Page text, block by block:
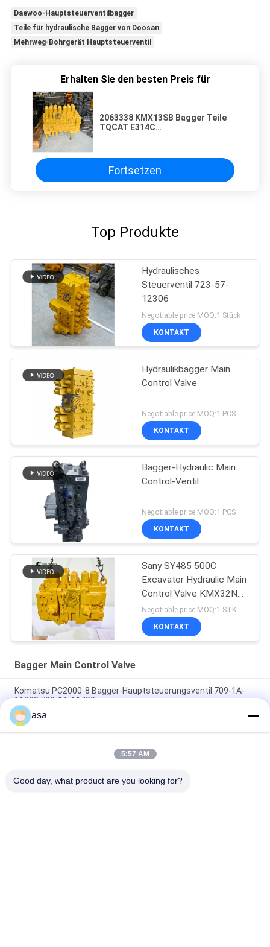
Daewoo-Hauptsteuerventilbagger
Teile für hydraulische Bagger von Doosan
Mehrweg-Bohrgerät Hauptsteuerventil
Erhalten Sie den besten Preis für
2063338 KMX13SB Bagger Teile
TQCAT E314C
Fortsetzen
Top Produkte
Hydraulisches
Steuerventil 723-57-
12306
Negotiable price MOQ:1 Stück
KONTAKT
Hydraulikbagger Main
Control Valve
Negotiable price MOQ:1 PCS
KONTAKT
Bagger-Hydraulic Main
Control-Ventil
Negotiable price MOQ:1 PCS
KONTAKT
Sany SY485 500C
Excavator Hydraulic Main
Control Valve KMX32NA
High Quality
Negotiable price MOQ:1 STK
KONTAKT
Bagger Main Control Valve
Komatsu PC2000-8 Bagger-Hauptsteuerungsventil 709-1A-
11300 709-1A-11400
PC160LC-7 PC160-7 Steuerventil Bagger Komatsu, 723-57-
16100 Bagger Hauptteile
VOE14541591 Bohrer-Hauptsteuerventil für Volvo EC290B
asa
5:57 AM
Good day, what product are you looking for?